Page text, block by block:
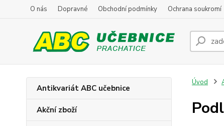
O nás Dopravné Obchodní podmínky Ochrana soukromí
Antikvariát ABC učebnice
Akční zboží
Úvod